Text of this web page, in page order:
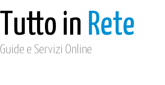
Tutto in Rete
Guide e Servizi Online